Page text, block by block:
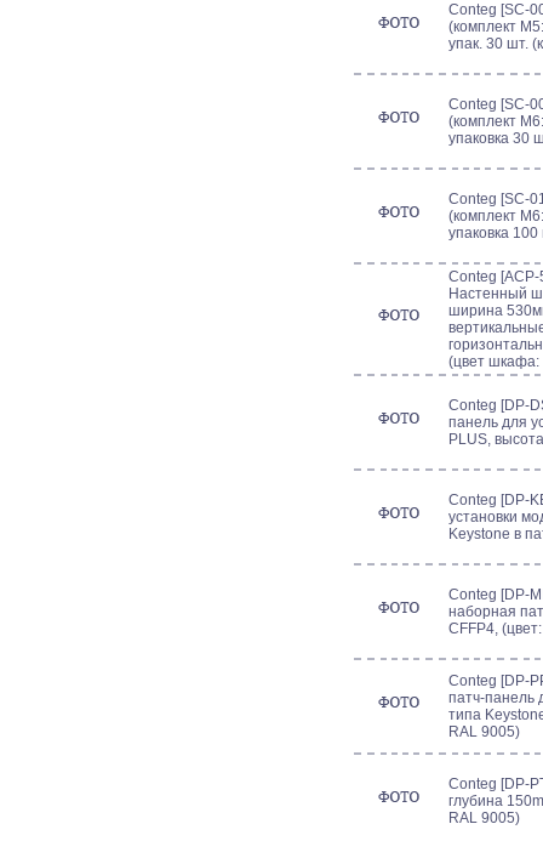
Conteg [SC-
(комплект
упак. 30 шт.
Conteg [SC-
(комплект
упаковка 30
Conteg [SC-
(комплект
упаковка 100
Conteg
Настенный
ширина
(цвет шкафа:
Conteg [DP-
панель для
PLUS,
Conteg [DP-
установки
Keystone в
Conteg [DP-
наборная
CFFP4,
Conteg [DP-
патч-панель
типа
RAL 9005)
Conteg [DP-
глубина
RAL 9005)